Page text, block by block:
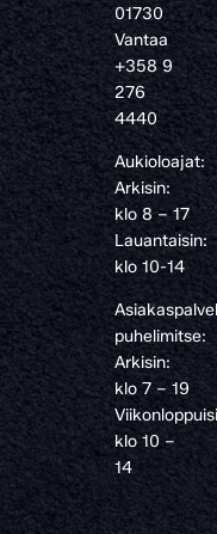
01730
Vantaa
+358 9
276
4440
Aukioloajat:
Arkisin:
klo 8 – 17
Lauantaisin:
klo 10-14
puhelimitse:
Arkisin:
klo 7 – 19
klo 10 –
14